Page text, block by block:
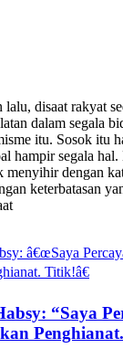
lalu, disaat rakyat
dalam segala
itu. Sosok itu
hampir segala
menyihir dengan
keterbatasan
“Saya